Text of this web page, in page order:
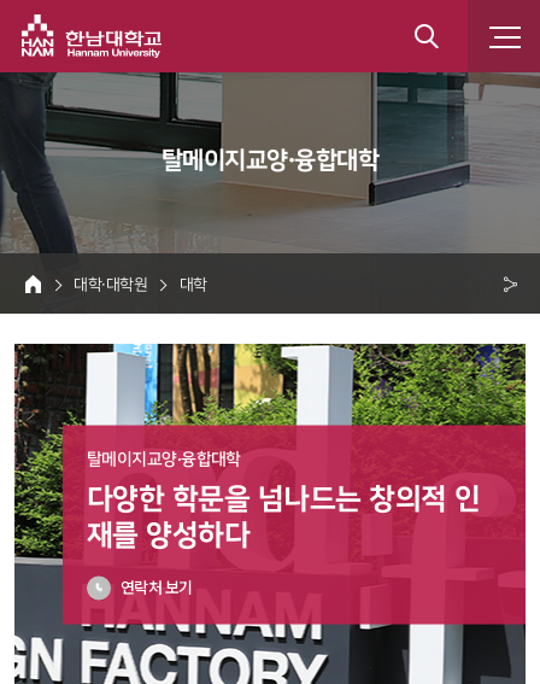
통
합
검
탈메이지교양·융합대학
HOME
대학·대학원 대학
공
유
탈메이지교양·융합대학
다양한 학문을 넘나드는 창의적 인
재를 양성하다
연락처 보기